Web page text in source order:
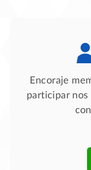
Encoraje
participar